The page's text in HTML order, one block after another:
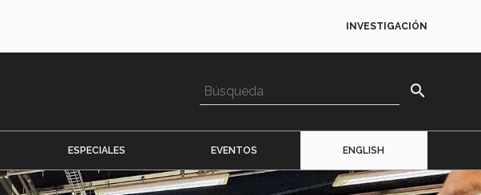
INVESTIGACIÓN
search
ESPECIALES EVENTOS ENGLISH